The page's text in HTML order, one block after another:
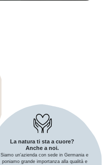
La natura ti sta a cuore?
Anche a noi.
Siamo un'azienda con sede in Germania e
poniamo grande importanza alla qualità e